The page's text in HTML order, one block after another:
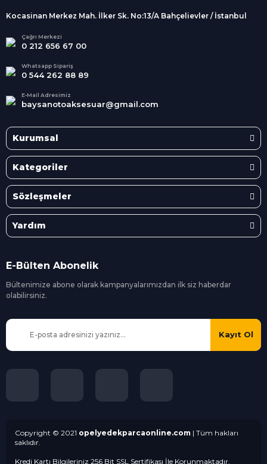
kargolanmaktadır.
Tüm Kredi Kartlarına taksit
seçenekleri
Kocasinan Merkez Mah. İlker Sk. No:13/A Bahçelievler / İstanbul
Çağrı Merkezi
0 212 656 67 00
Whatsapp Sipariş
0 544 262 88 89
E-Mail Adresimiz
baysanotoaksesuar@gmail.com
Kurumsal
Kategoriler
Sözleşmeler
Yardım
E-Bülten Abonelik
Bültenimize abone olarak kampanyalarımızdan ilk siz haberdar
olabilirsiniz.
Kayıt Ol
Copyright © 2021 opelyedekparcaonline.com | Tüm hakları
saklıdır.
Kredi Kartı Bilgileriniz 256 Bit SSL Sertifikası İle Korunmaktadır.